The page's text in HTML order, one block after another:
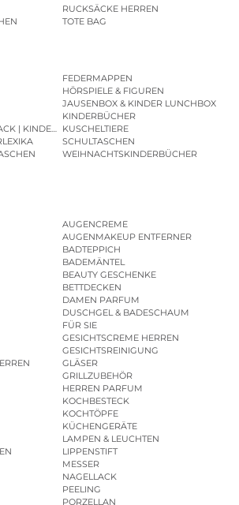
RUCKSÄCKE HERREN
TOTE BAG
FEDERMAPPEN
HÖRSPIELE & FIGUREN
JAUSENBOX & KINDER LUNCHBOX
KINDERBÜCHER
KINDERGARTENRUCKSACK | KINDERGARTENBEUTEL
KUSCHELTIERE
SCHULTASCHEN
WEIHNACHTSKINDERBÜCHER
AUGENCREME
AUGENMAKEUP ENTFERNER
BADTEPPICH
BADEMÄNTEL
BEAUTY GESCHENKE
BETTDECKEN
DAMEN PARFUM
DUSCHGEL & BADESCHAUM
FÜR SIE
GESICHTSCREME HERREN
GESICHTSREINIGUNG
GLÄSER
GRILLZUBEHÖR
HERREN PARFUM
KOCHBESTECK
KOCHTÖPFE
KÜCHENGERÄTE
LAMPEN & LEUCHTEN
LIPPENSTIFT
MESSER
NAGELLACK
PEELING
PORZELLAN